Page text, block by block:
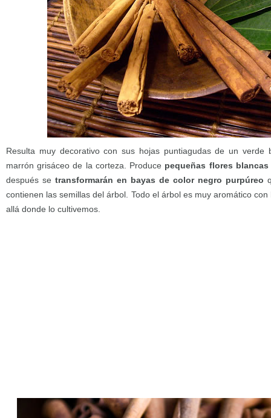
Resulta muy decorativo con sus hojas puntiagudas de un verde
marrón grisáceo de la corteza. Produce pequeñas flores
después se transformarán en bayas de color negro purpúreo
contienen las semillas del árbol. Todo el árbol es muy aromático
allá donde lo cultivemos.